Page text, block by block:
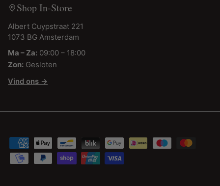
Shop In-Store
Albert Cuypstraat 221
1073 BG Amsterdam
Ma – Za: 09:00 – 18:00
Zon: Gesloten
Vind ons →